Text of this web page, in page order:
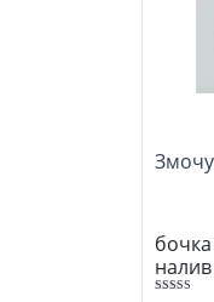
бочка
налив